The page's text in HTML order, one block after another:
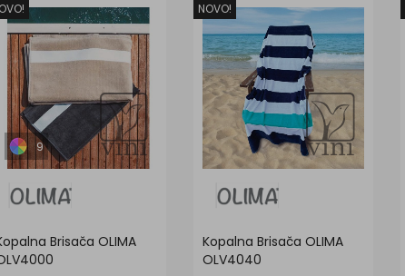
9
Brisača OLIMA
NOVO!
Kopalna Brisača OLIMA
OLV4040